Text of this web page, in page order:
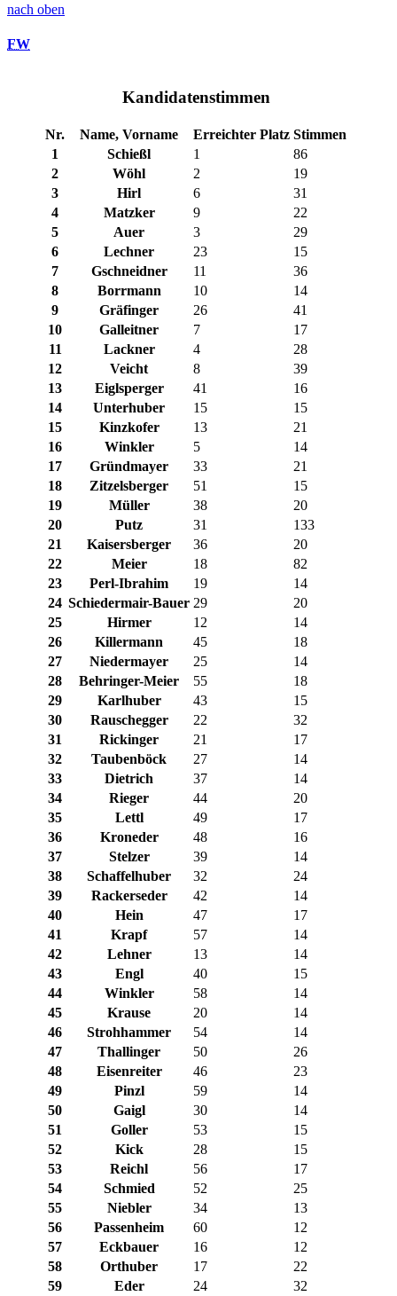
nach oben
FW
Kandidatenstimmen
Nr. Name, Vorname Erreichter Platz Stimmen
1
Schießl 1
86
2
Wöhl 2
19
3
Hirl 6
31
4
Matzker 9
22
5
Auer 3
29
6
Lechner 23
15
7
Gschneidner 11
36
8
Borrmann 10
14
9
Gräfinger 26
41
10
Galleitner 7
17
11
Lackner 4
28
12
Veicht 8
39
13
Eiglsperger 41
16
14
Unterhuber 15
15
15
Kinzkofer 13
21
16
Winkler 5
14
17
Gründmayer 33
21
18
Zitzelsberger 51
15
19
Müller 38
20
20
Putz 31
133
21
Kaisersberger 36
20
22
Meier 18
82
23
Perl-Ibrahim 19
14
24 Schiedermair-Bauer 29
20
25
Hirmer 12
14
26
Killermann 45
18
27
Niedermayer 25
14
28
Behringer-Meier 55
18
29
Karlhuber 43
15
30
Rauschegger 22
32
31
Rickinger 21
17
32
Taubenböck 27
14
33
Dietrich 37
14
34
Rieger 44
20
35
Lettl 49
17
36
Kroneder 48
16
37
Stelzer 39
14
38
Schaffelhuber 32
24
39
Rackerseder 42
14
40
Hein 47
17
41
Krapf 57
14
42
Lehner 13
14
43
Engl 40
15
44
Winkler 58
14
45
Krause 20
14
46
Strohhammer 54
14
47
Thallinger 50
26
48
Eisenreiter 46
23
49
Pinzl 59
14
50
Gaigl 30
14
51
Goller 53
15
52
Kick 28
15
53
Reichl 56
17
54
Schmied 52
25
55
Niebler 34
13
56
Passenheim 60
12
57
Eckbauer 16
12
58
Orthuber 17
22
59
Eder 24
32